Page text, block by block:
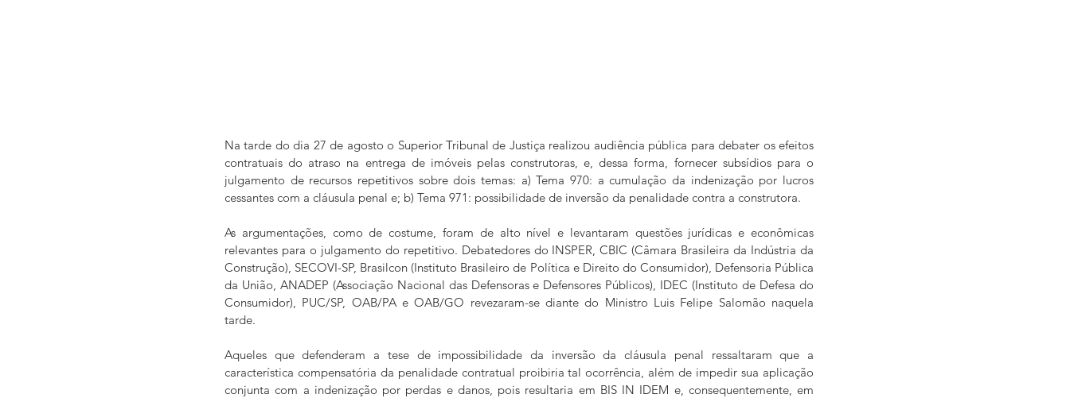
Na tarde do dia 27 de agosto o Superior Tribunal de Justiça realizou audiência pública para debater os efeitos
contratuais do atraso na entrega de imóveis pelas construtoras, e, dessa forma, fornecer subsídios para o
julgamento de recursos repetitivos sobre dois temas: a) Tema 970: a cumulação da indenização por lucros
cessantes com a cláusula penal e; b) Tema 971: possibilidade de inversão da penalidade contra a construtora.
As argumentações, como de costume, foram de alto nível e levantaram questões jurídicas e econômicas
relevantes para o julgamento do repetitivo. Debatedores do INSPER, CBIC (Câmara Brasileira da Indústria da
Construção), SECOVI-SP, Brasilcon (Instituto Brasileiro de Política e Direito do Consumidor), Defensoria Pública
da União, ANADEP (Associação Nacional das Defensoras e Defensores Públicos), IDEC (Instituto de Defesa do
Consumidor), PUC/SP, OAB/PA e OAB/GO revezaram-se diante do Ministro Luis Felipe Salomão naquela
tarde.
Aqueles que defenderam a tese de impossibilidade da inversão da cláusula penal ressaltaram que a
característica compensatória da penalidade contratual proibiria tal ocorrência, além de impedir sua aplicação
conjunta com a indenização por perdas e danos, pois resultaria em BIS IN IDEM e, consequentemente, em